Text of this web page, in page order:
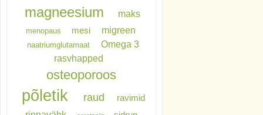
magneesium maks
menopaus mesi migreen
naatriumglutamaat
Omega 3
rasvhapped
osteoporoos
põletik raud ravimid